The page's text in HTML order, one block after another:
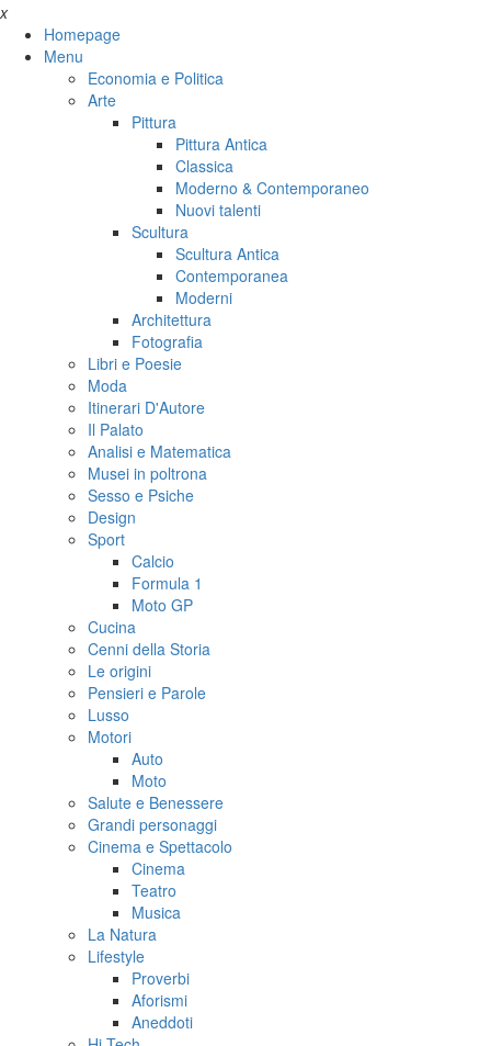
x
Homepage
Menu
Economia e Politica
Arte
Pittura
Pittura Antica
Classica
Moderno & Contemporaneo
Nuovi talenti
Scultura
Scultura Antica
Contemporanea
Moderni
Architettura
Fotografia
Libri e Poesie
Moda
Itinerari D'Autore
Il Palato
Analisi e Matematica
Musei in poltrona
Sesso e Psiche
Design
Sport
Calcio
Formula 1
Moto GP
Cucina
Cenni della Storia
Le origini
Pensieri e Parole
Lusso
Motori
Auto
Moto
Salute e Benessere
Grandi personaggi
Cinema e Spettacolo
Cinema
Teatro
Musica
La Natura
Lifestyle
Proverbi
Aforismi
Aneddoti